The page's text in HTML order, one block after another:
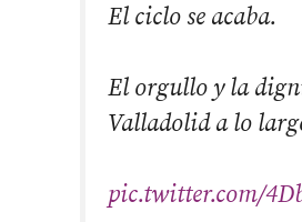
El ciclo se acaba.
El orgullo y la
Valladolid a lo
pic.twitter.com/